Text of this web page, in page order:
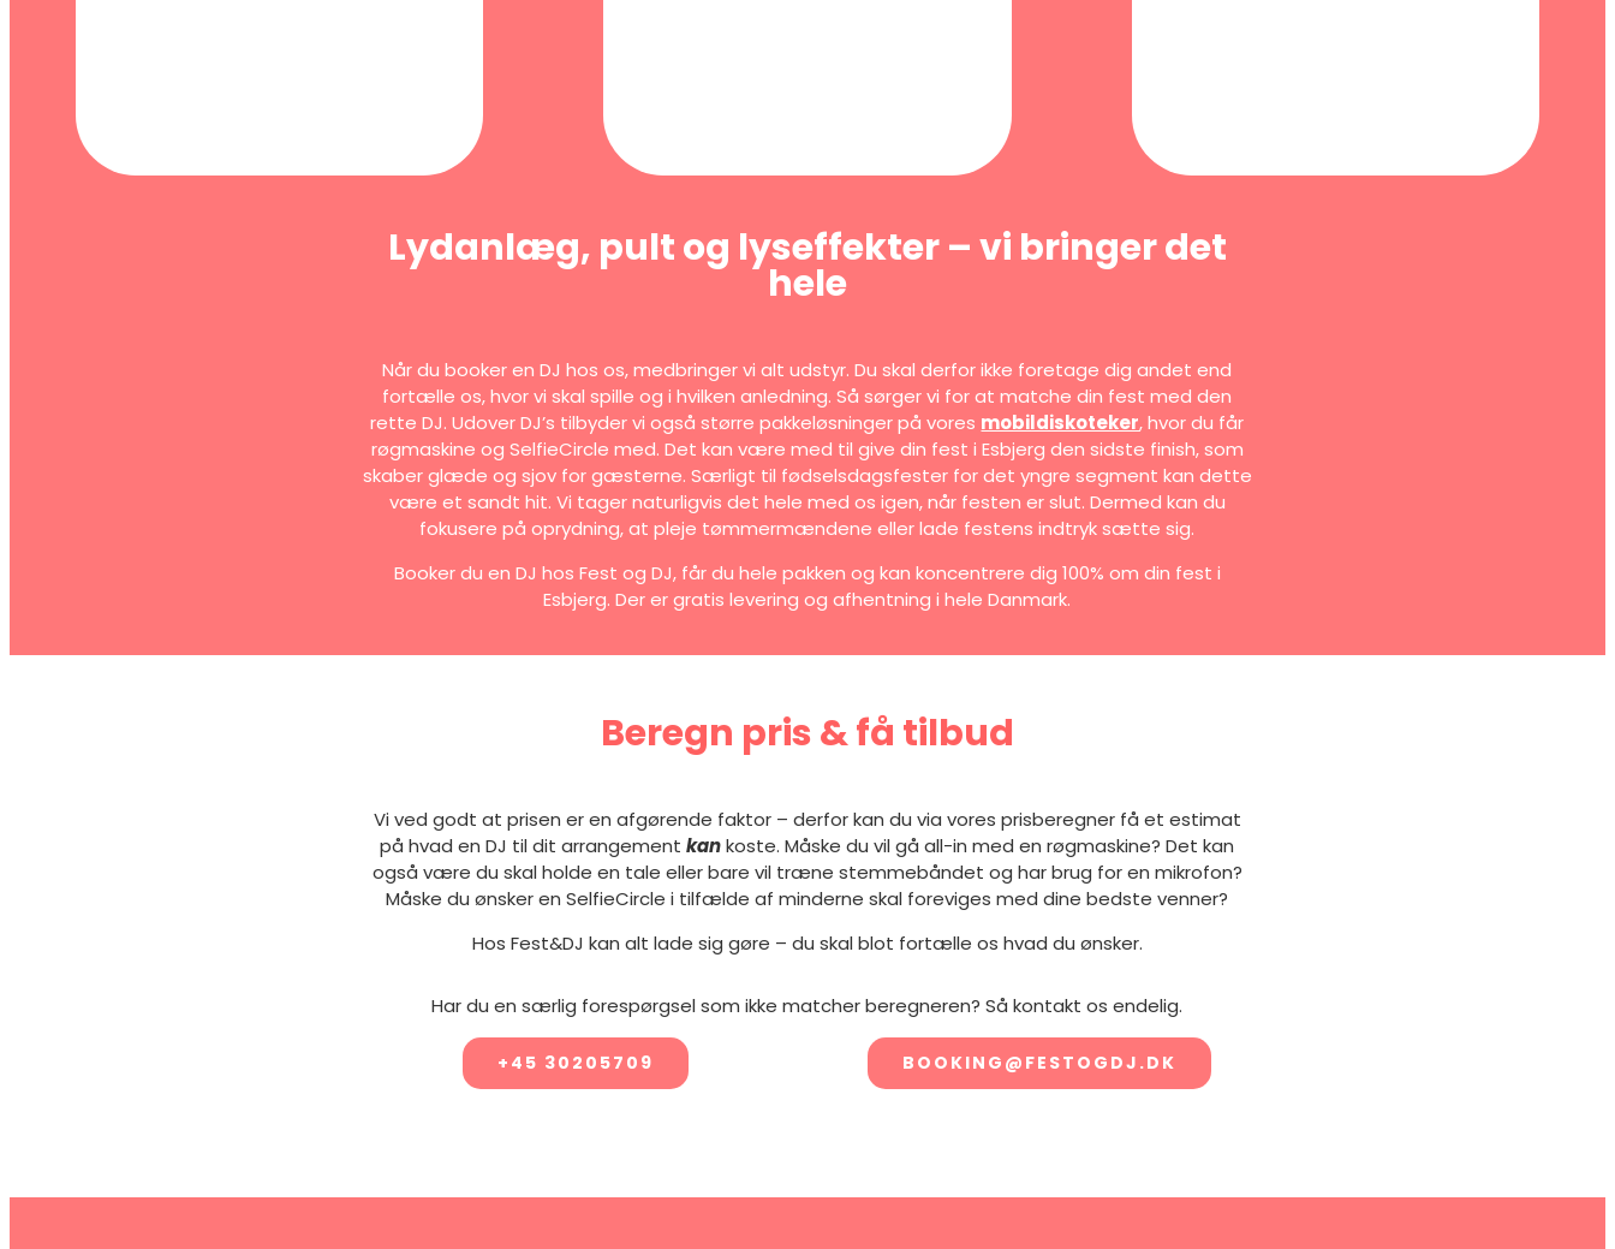
Lydanlæg, pult og lyseffekter – vi bringer det
hele
Når du booker en DJ hos os, medbringer vi alt udstyr. Du skal derfor ikke foretage dig andet end
fortælle os, hvor vi skal spille og i hvilken anledning. Så sørger vi for at matche din fest med den
rette DJ. Udover DJ’s tilbyder vi også større pakkeløsninger på vores mobildiskoteker, hvor du får
røgmaskine og SelfieCircle med. Det kan være med til give din fest i Esbjerg den sidste finish, som
skaber glæde og sjov for gæsterne. Særligt til fødselsdagsfester for det yngre segment kan dette
være et sandt hit. Vi tager naturligvis det hele med os igen, når festen er slut. Dermed kan du
fokusere på oprydning, at pleje tømmermændene eller lade festens indtryk sætte sig.
Booker du en DJ hos Fest og DJ, får du hele pakken og kan koncentrere dig 100% om din fest i
Esbjerg. Der er gratis levering og afhentning i hele Danmark.
Beregn pris & få tilbud
Vi ved godt at prisen er en afgørende faktor – derfor kan du via vores prisberegner få et estimat
på hvad en DJ til dit arrangementkankoste. Måske du vil gå all-in med en røgmaskine? Det kan
også være du skal holde en tale eller bare vil træne stemmebåndet og har brug for en mikrofon?
Måske du ønsker en SelfieCircle i tilfælde af minderne skal foreviges med dine bedste venner?
Hos Fest&DJ kan alt lade sig gøre – du skal blot fortælle os hvad du ønsker.
Har du en særlig forespørgsel som ikke matcher beregneren? Så kontakt os endelig.
+45 30205709 BOOKING@FESTOGDJ.DK